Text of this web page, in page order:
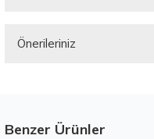
Önerileriniz
Görüş ve önerileriniz için
Benzer Ürünler